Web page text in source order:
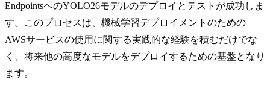
EndpointsへのYOLO26モデルのデプロイとテストが成功しま
す。このプロセスは、機械学習デプロイメントのための
AWSサービスの使用に関する実践的な経験を積むだけでな
く、将来他の高度なモデルをデプロイするための基盤となり
ます。